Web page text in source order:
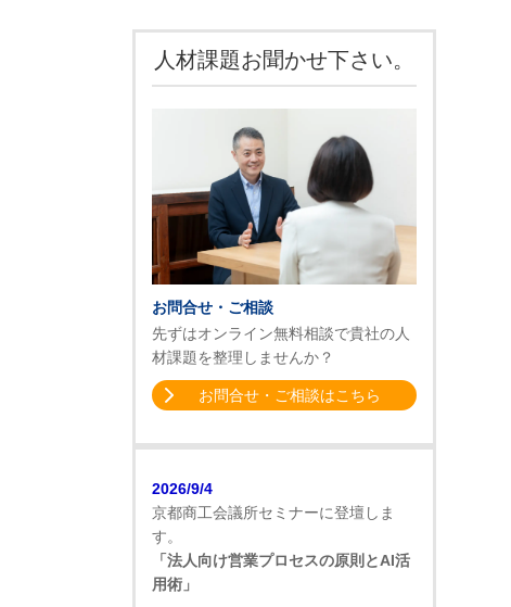
人材課題お聞かせ下さい。
お問合せ・ご相談
先ずはオンライン無料相談で貴社の人
材課題を整理しませんか？
お問合せ・ご相談はこちら
2026/9/4
京都商工会議所セミナーに登壇しま
す。
「法人向け営業プロセスの原則とAI活
用術」